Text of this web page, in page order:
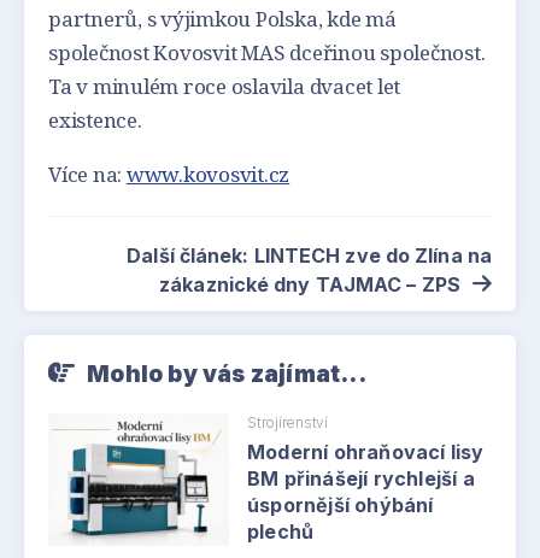
partnerů, s výjimkou Polska, kde má
společnost Kovosvit MAS dceřinou společnost.
Ta v minulém roce oslavila dvacet let
existence.
Více na: www.kovosvit.cz
Další článek: LINTECH zve do Zlína na
zákaznické dny TAJMAC – ZPS
Mohlo by vás zajímat...
Strojírenství
Moderní ohraňovací lisy
BM přinášejí rychlejší a
úspornější ohýbání
plechů